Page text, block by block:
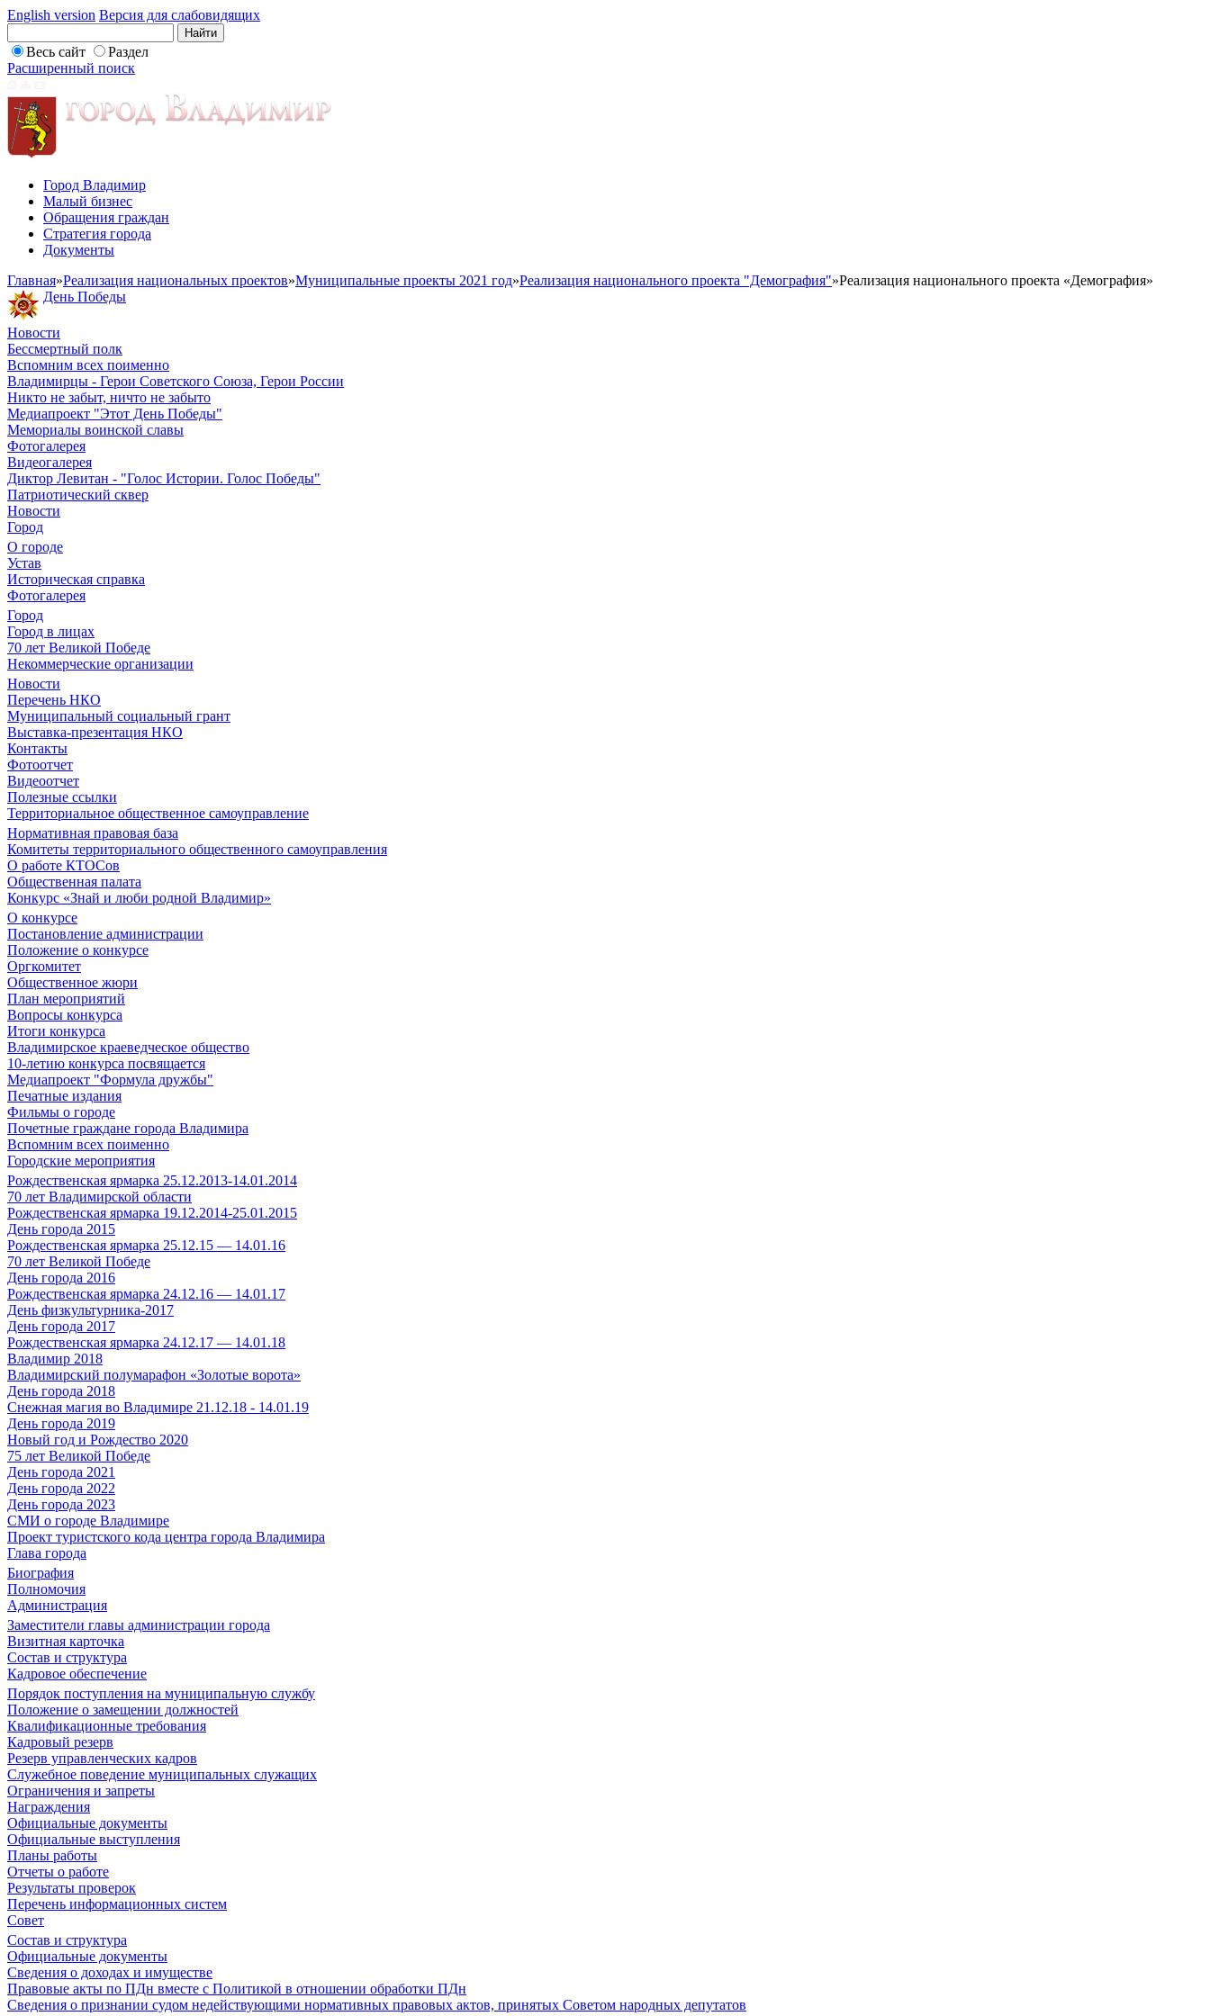
English version Версия для слабовидящих
Весь сайт
Раздел
Расширенный поиск
Город Владимир
Малый бизнес
Обращения граждан
Стратегия города
Документы
Главная»Реализация национальных проектов»Муниципальные проекты 2021 год»Реализация национального проекта "Демография"»Реализация национального проекта «Демография»
День Победы
Новости
Бессмертный полк
Вспомним всех поименно
Владимирцы - Герои Советского Союза, Герои России
Никто не забыт, ничто не забыто
Медиапроект "Этот День Победы"
Мемориалы воинской славы
Фотогалерея
Видеогалерея
Диктор Левитан - "Голос Истории. Голос Победы"
Патриотический сквер
Новости
Город
О городе
Устав
Историческая справка
Фотогалерея
Город
Город в лицах
70 лет Великой Победе
Некоммерческие организации
Новости
Перечень НКО
Муниципальный социальный грант
Выставка-презентация НКО
Контакты
Фотоотчет
Видеоотчет
Полезные ссылки
Территориальное общественное самоуправление
Нормативная правовая база
Комитеты территориального общественного самоуправления
О работе КТОСов
Общественная палата
Конкурс «Знай и люби родной Владимир»
О конкурсе
Постановление администрации
Положение о конкурсе
Оргкомитет
Общественное жюри
План мероприятий
Вопросы конкурса
Итоги конкурса
Владимирское краеведческое общество
10-летию конкурса посвящается
Медиапроект "Формула дружбы"
Печатные издания
Фильмы о городе
Почетные граждане города Владимира
Вспомним всех поименно
Городские мероприятия
Рождественская ярмарка 25.12.2013-14.01.2014
70 лет Владимирской области
Рождественская ярмарка 19.12.2014-25.01.2015
День города 2015
Рождественская ярмарка 25.12.15 — 14.01.16
70 лет Великой Победе
День города 2016
Рождественская ярмарка 24.12.16 — 14.01.17
День физкультурника-2017
День города 2017
Рождественская ярмарка 24.12.17 — 14.01.18
Владимир 2018
Владимирский полумарафон «Золотые ворота»
День города 2018
Снежная магия во Владимире 21.12.18 - 14.01.19
День города 2019
Новый год и Рождество 2020
75 лет Великой Победе
День города 2021
День города 2022
День города 2023
СМИ о городе Владимире
Проект туристского кода центра города Владимира
Глава города
Биография
Полномочия
Администрация
Заместители главы администрации города
Визитная карточка
Состав и структура
Кадровое обеспечение
Порядок поступления на муниципальную службу
Положение о замещении должностей
Квалификационные требования
Кадровый резерв
Резерв управленческих кадров
Служебное поведение муниципальных служащих
Ограничения и запреты
Награждения
Официальные документы
Официальные выступления
Планы работы
Отчеты о работе
Результаты проверок
Перечень информационных систем
Совет
Состав и структура
Официальные документы
Сведения о доходах и имуществе
Правовые акты по ПДн вместе с Политикой в отношении обработки ПДн
Сведения о признании судом недействующими нормативных правовых актов, принятых Советом народных депутатов